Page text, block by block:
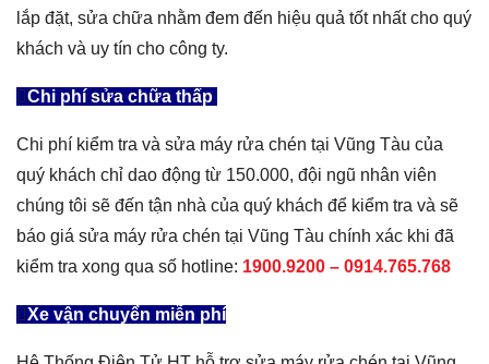
lắp đặt, sửa chữa nhằm đem đến hiệu quả tốt nhất cho quý
khách và uy tín cho công ty.
Chi phí sửa chữa thấp
Chi phí kiểm tra và sửa máy rửa chén tại Vũng Tàu của
quý khách chỉ dao động từ 150.000, đội ngũ nhân viên
chúng tôi sẽ đến tận nhà của quý khách để kiểm tra và sẽ
báo giá sửa máy rửa chén tại Vũng Tàu chính xác khi đã
kiểm tra xong qua số hotline: 1900.9200 – 0914.765.768
Xe vận chuyển miễn phí